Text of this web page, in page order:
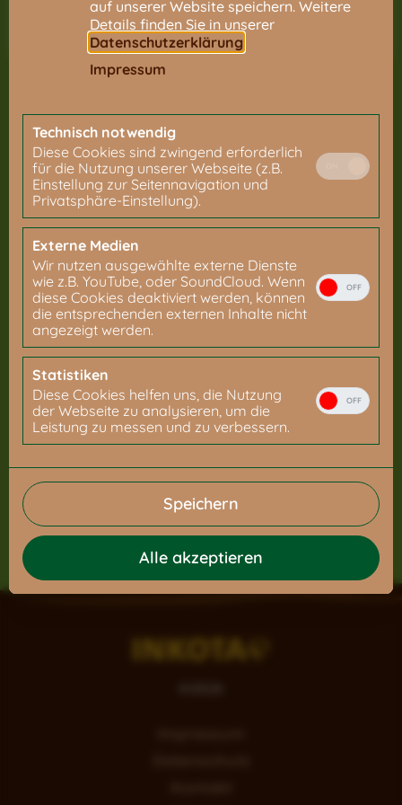
eine Kampagne von
und Unterstützer*innen
auf unserer Website speichern. Weitere
Details finden Sie in unserer
Datenschutzerklärung
Impressum
Technisch notwendig
Diese Cookies sind zwingend erforderlich
für die Nutzung unserer Webseite (z.B.
Einstellung zur Seitennavigation und
Privatsphäre-Einstellung).
Externe Medien
Wir nutzen ausgewählte externe Dienste
wie z.B. YouTube, oder SoundCloud. Wenn
diese Cookies deaktiviert werden, können
die entsprechenden externen Inhalte nicht
angezeigt werden.
OFF
Statistiken
Diese Cookies helfen uns, die Nutzung
der Webseite zu analysieren, um die
Leistung zu messen und zu verbessern.
OFF
Speichern
Alle akzeptieren